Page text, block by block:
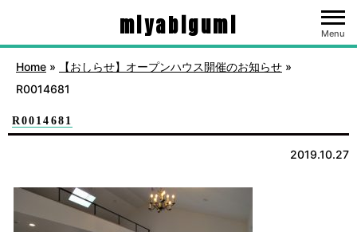
miyabigumi Menu
Home » 【おしらせ】オープンハウス開催のお知らせ »
R0014681
R0014681
2019.10.27